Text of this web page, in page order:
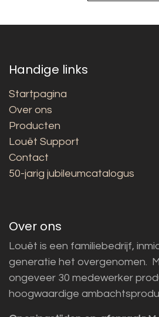
Handige links
Startpagina
Over ons
Producten
Louët Support
Contact
50-jarig jubileumcatalogus
Over ons
Louët is een familiebedrijf,
generatie het overgenomen.
ongeveer 30 medewerker
hoogwaardige